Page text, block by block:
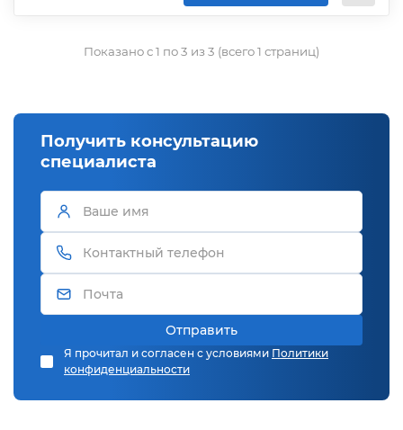
Показано с 1 по 3 из 3 (всего 1 страниц)
Получить консультацию
специалиста
Отправить
Я прочитал и согласен с условиями Политики
конфиденциальности